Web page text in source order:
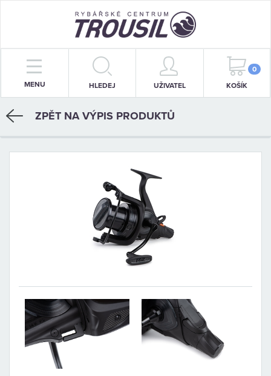
MENU HLEDEJ UŽIVATEL
0
KOŠÍK
PRUTY
NAVIJÁKY
BIŽUTERIE
CAMPING
PÉČE
O
ÚLOVEK
ZPĚT NA VÝPIS PRODUKTŮ